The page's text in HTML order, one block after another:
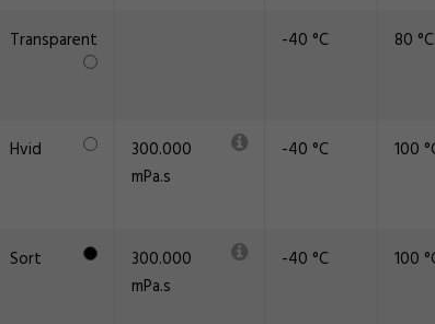
Transparent -40 °C 80 °C
Hvid
300.000
mPa.s
-40 °C 100
Sort
300.000
mPa.s
-40 °C 100